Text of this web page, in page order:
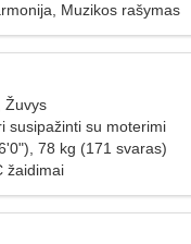
Muzikos rašymas
Žuvys
susipažinti su moterimi
78 kg (171 svaras)
žaidimai